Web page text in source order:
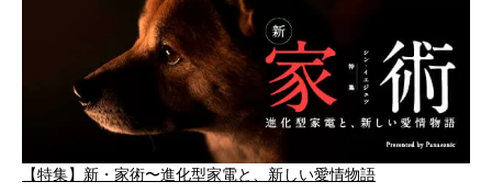
【特集】新・家術〜進化型家電と、新しい愛情物語